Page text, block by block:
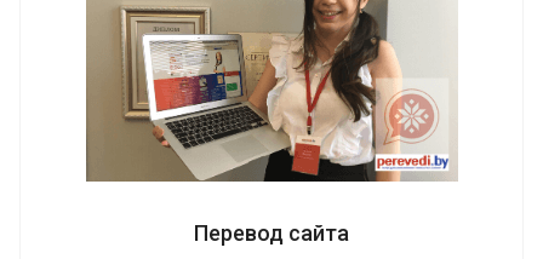
Перевод сайта